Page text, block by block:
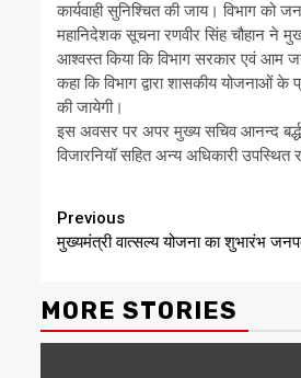
कार्यवाही सुनिश्चित की जाय। विभाग को
महानिदेशक सूचना रणवीर सिंह चौहान ने
आश्वस्त किया कि विभाग सरकार एवं आम
कहा कि विभाग द्वारा शासकीय योजनाओं
की जायेगी।
इस अवसर पर अपर मुख्य सचिव आनन्द
विजारनियॉ सहित अन्य अधिकारी उपस्थित
Continue
Reading
Previous
मुख्यमंत्री वात्सल्य योजना का शुभारंभ
MORE STORIES